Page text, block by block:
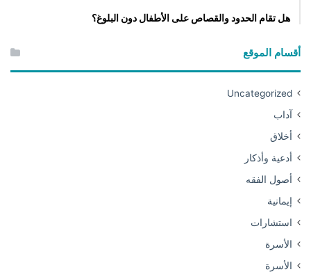
هل تقام الحدود والقصاص على الأطفال دون البلوغ؟
أقسام الموقع
Uncategorized
آداب
أخلاق
أدعية وأذكار
أصول الفقه
إيمانية
استشارات
الأسرة
الأسرة